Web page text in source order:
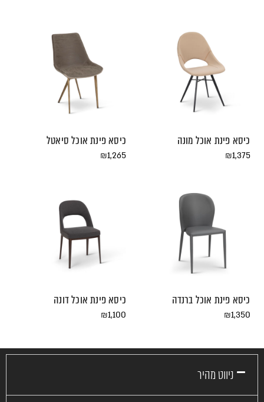
כיסא פינת אוכל מונה
₪1,375
כיסא פינת אוכל סיאטל
₪1,265
כיסא פינת אוכל ברנדה
₪1,350
כיסא פינת אוכל דונה
₪1,100
ניווט מהיר